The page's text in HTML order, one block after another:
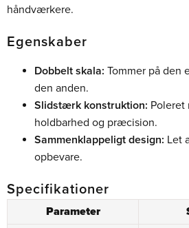
håndværkere.
Egenskaber
Dobbelt skala: Tommer på den
den anden.
Slidstærk konstruktion: Poleret
holdbarhed og præcision.
Sammenklappeligt design: Let
opbevare.
Specifikationer
Parameter